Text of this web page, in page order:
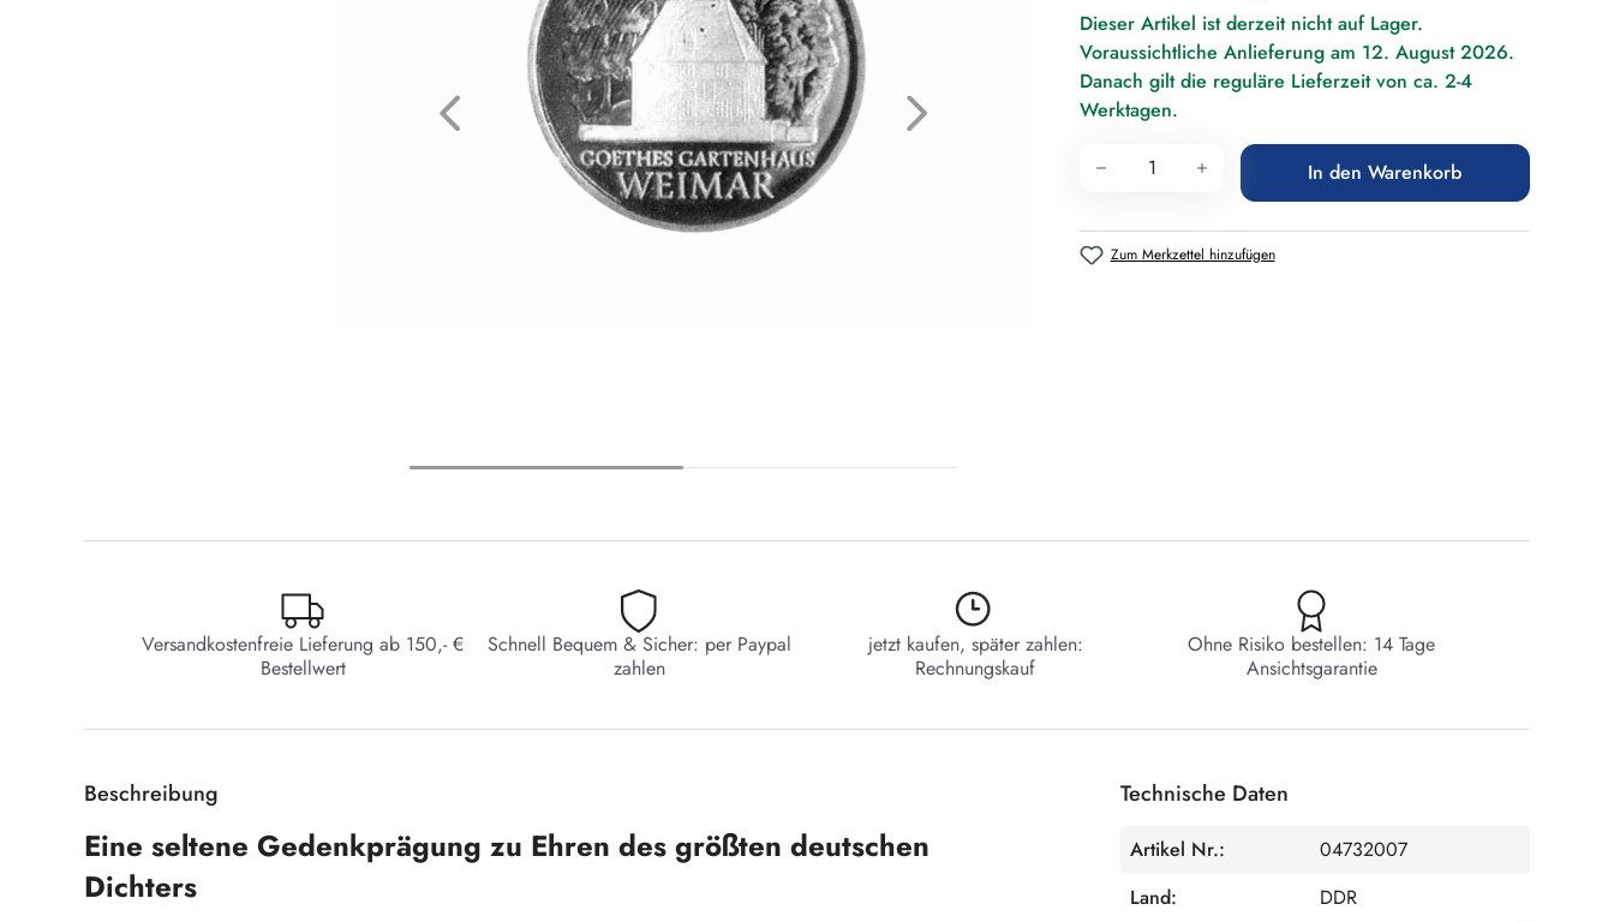
Dieser Artikel ist derzeit nicht auf Lager.
Voraussichtliche Anlieferung am 12. August 2026.
Danach gilt die reguläre Lieferzeit von ca. 2-4
Werktagen.
Produkt Anzahl: Gib den gewünschten
In den Warenkorb
Zum Merkzettel hinzufügen
Versandkostenfreie Lieferung ab 150,- €
Bestellwert
Schnell Bequem & Sicher: per Paypal
zahlen
jetzt kaufen, später zahlen:
Rechnungskauf
Ohne Risiko bestellen: 14 Tage
Ansichtsgarantie
Beschreibung
Eine seltene Gedenkprägung zu Ehren des größten deutschen
Dichters
Technische Daten
Artikel Nr.:
04732007
Land:
DDR